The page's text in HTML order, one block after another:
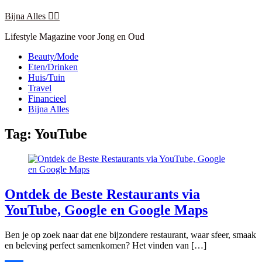
Skip
content
Bijna Alles 👍🏽
Lifestyle Magazine voor Jong en Oud
Close
Menu
Beauty/Mode
Eten/Drinken
Huis/Tuin
Travel
Financieel
Bijna Alles
Tag: YouTube
Ontdek de Beste Restaurants via
YouTube, Google en Google Maps
Ben je op zoek naar dat ene bijzondere restaurant, waar sfeer, smaak
en beleving perfect samenkomen? Het vinden van […]